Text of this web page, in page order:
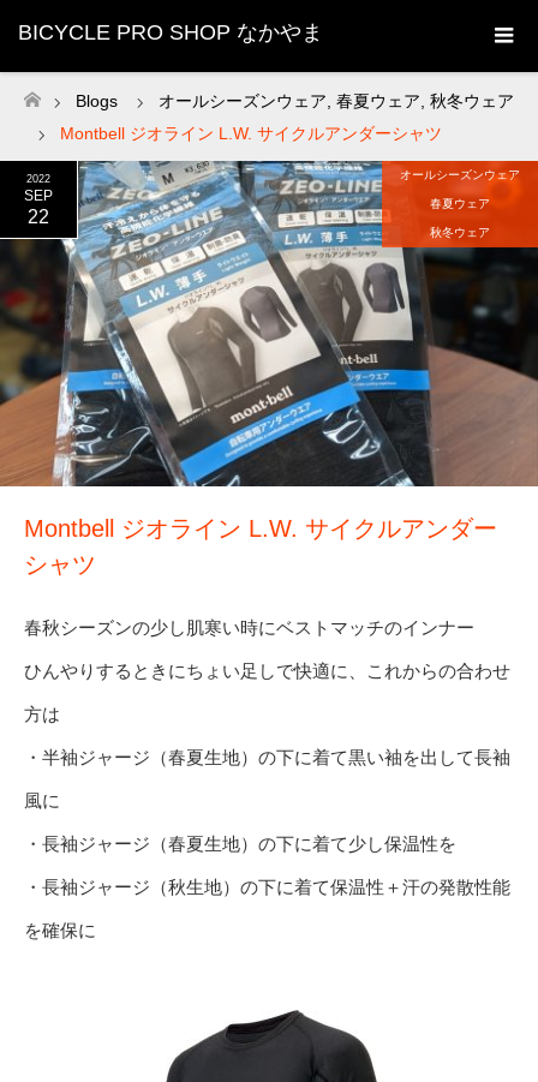
BICYCLE PRO SHOP なかやま
ホーム
Blogs オールシーズンウェア 春夏ウェア 秋冬ウェア
Montbell ジオライン L.W. サイクルアンダーシャツ
2022
SEP
22
オールシーズンウェア
春夏ウェア
秋冬ウェア
Montbell ジオライン L.W. サイクルアンダー
シャツ
春秋シーズンの少し肌寒い時にベストマッチのインナー
ひんやりするときにちょい足しで快適に、これからの合わせ
方は
・半袖ジャージ（春夏生地）の下に着て黒い袖を出して長袖
風に
・長袖ジャージ（春夏生地）の下に着て少し保温性を
・長袖ジャージ（秋生地）の下に着て保温性＋汗の発散性能
を確保に